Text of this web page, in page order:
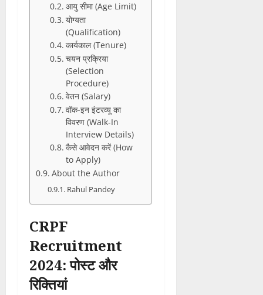
आयु सीमा (Age Limit)
योग्यता
(Qualification)
कार्यकाल (Tenure)
चयन प्रक्रिया
(Selection
Procedure)
वेतन (Salary)
वॉक-इन इंटरव्यू का
विवरण (Walk-In
Interview Details)
कैसे आवेदन करें (How
to Apply)
About the Author
Rahul Pandey
CRPF
Recruitment
2024: पोस्ट और
रिक्तियां